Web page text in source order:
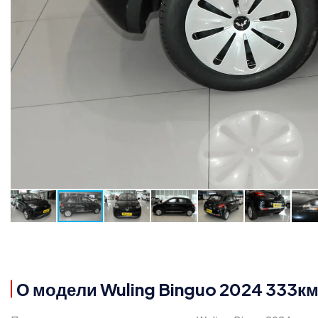
О модели Wuling Binguo 2024 333км